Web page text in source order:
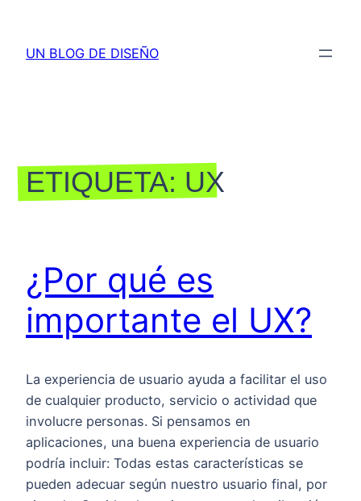
contenido
UN BLOG DE DISEÑO
ETIQUETA: UX
¿Por qué es
importante el UX?
La experiencia de usuario ayuda a facilitar el uso
de cualquier producto, servicio o actividad que
involucre personas. Si pensamos en
aplicaciones, una buena experiencia de usuario
podría incluir: Todas estas características se
pueden adecuar según nuestro usuario final, por